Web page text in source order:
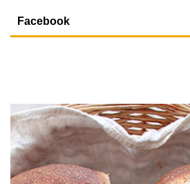
Facebook